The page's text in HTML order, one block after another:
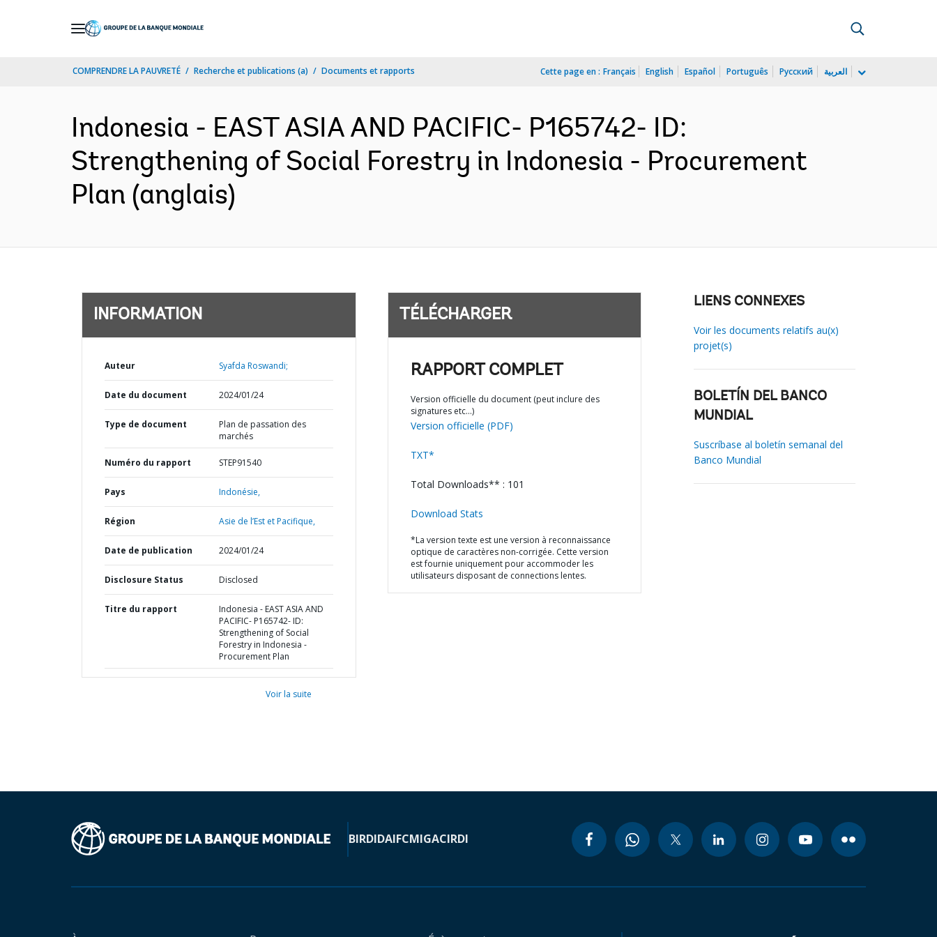
COMPRENDRE LA PAUVRETÉ Recherche et publications (a) Documents et rapports Cette page en : Français English Español Português Русский العربية
Indonesia - EAST ASIA AND PACIFIC- P165742- ID:
Strengthening of Social Forestry in Indonesia - Procurement
Plan (anglais)
INFORMATION
Auteur Syafda Roswandi;
Date du document 2024/01/24
Type de document
Plan de passation des
marchés
Numéro du rapport STEP91540
Pays Indonésie,
Région Asie de l’Est et Pacifique,
Date de publication 2024/01/24
Disclosure Status Disclosed
Titre du rapport
Indonesia - EAST ASIA AND
PACIFIC- P165742- ID:
Strengthening of Social
Forestry in Indonesia -
Procurement Plan
Voir la suite
TÉLÉCHARGER
RAPPORT COMPLET
Version officielle du document (peut inclure des
signatures etc…)
Version officielle (PDF)
TXT*
Total Downloads** : 101
Download Stats
*La version texte est une version à reconnaissance
optique de caractères non-corrigée. Cette version
est fournie uniquement pour accommoder les
utilisateurs disposant de connections lentes.
LIENS CONNEXES
Voir les documents relatifs au(x)
projet(s)
BOLETÍN DEL BANCO
MUNDIAL
Suscríbase al boletín semanal del
Banco Mundial
BIRDIDAIFCMIGACIRDI